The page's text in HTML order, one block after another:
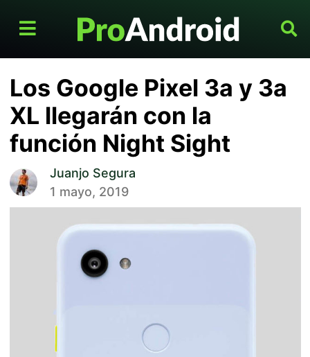
Los Google Pixel 3a y 3a
XL llegarán con la
función Night Sight
Juanjo Segura
1 mayo, 2019